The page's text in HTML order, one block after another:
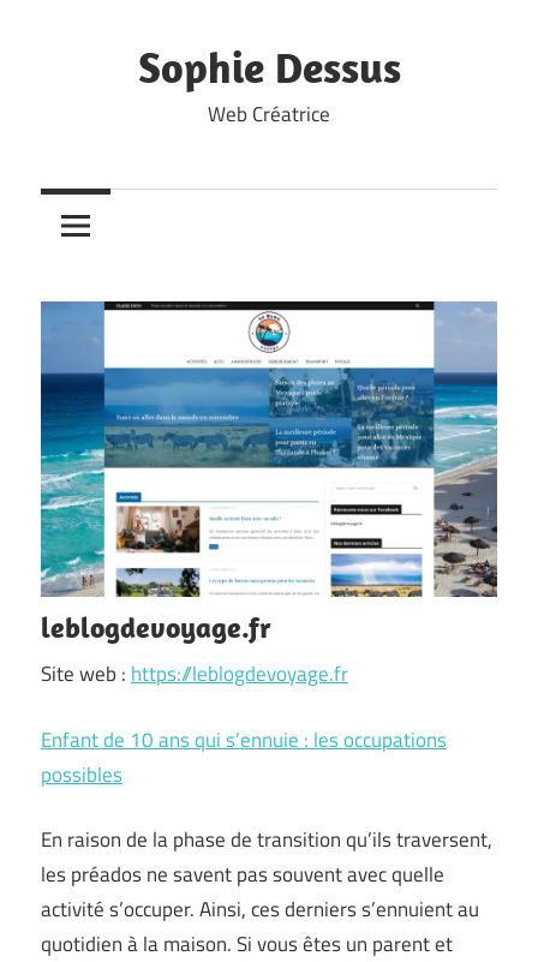
Sophie Dessus
Web Créatrice
leblogdevoyage.fr
Site web : https://leblogdevoyage.fr
Enfant de 10 ans qui s’ennuie : les occupations
possibles
En raison de la phase de transition qu’ils traversent,
les préados ne savent pas souvent avec quelle
activité s’occuper. Ainsi, ces derniers s’ennuient au
quotidien à la maison. Si vous êtes un parent et